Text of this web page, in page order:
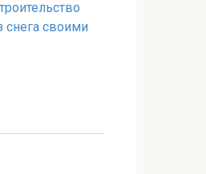
своими